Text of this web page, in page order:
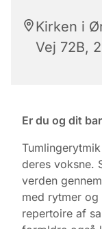
Kirken i
Vej 72B,
Er du og dit
deres voksne.
verden
med rytmer
repertoire af